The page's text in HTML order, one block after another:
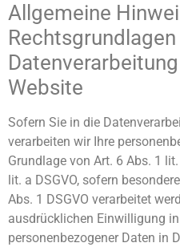
Allgemeine
Website
Sofern Sie in die
verarbeiten wir Ihre
Grundlage von Art. 6 Abs. 1
lit. a DSGVO, sofern
Abs. 1 DSGVO verarbeitet
ausdrücklichen Einwilligung
personenbezogener Daten in